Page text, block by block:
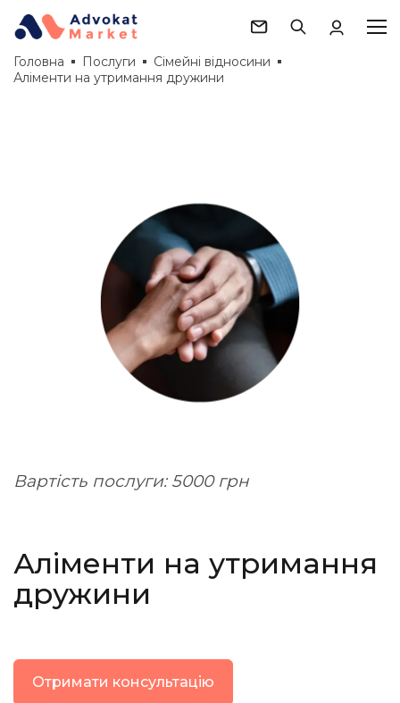
Головна Послуги
Сімейні відносини
Аліменти на утримання дружини
Вартість послуги: 5000 грн
Аліменти на утримання
дружини
Отримати консультацію